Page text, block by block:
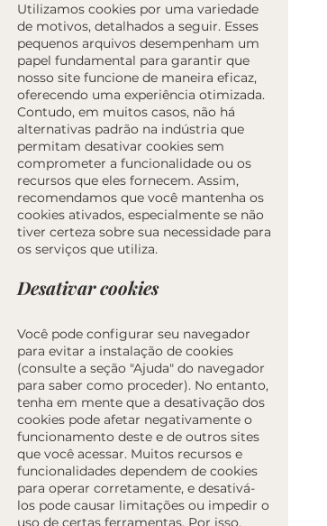
Utilizamos cookies por uma variedade
de motivos, detalhados a seguir. Esses
pequenos arquivos desempenham um
papel fundamental para garantir que
nosso site funcione de maneira eficaz,
oferecendo uma experiência otimizada.
Contudo, em muitos casos, não há
alternativas padrão na indústria que
permitam desativar cookies sem
comprometer a funcionalidade ou os
recursos que eles fornecem. Assim,
recomendamos que você mantenha os
cookies ativados, especialmente se não
tiver certeza sobre sua necessidade para
os serviços que utiliza.
Desativar cookies
Você pode configurar seu navegador
para evitar a instalação de cookies
(consulte a seção "Ajuda" do navegador
para saber como proceder). No entanto,
tenha em mente que a desativação dos
cookies pode afetar negativamente o
funcionamento deste e de outros sites
que você acessar. Muitos recursos e
funcionalidades dependem de cookies
para operar corretamente, e desativá-
los pode causar limitações ou impedir o
uso de certas ferramentas. Por isso,